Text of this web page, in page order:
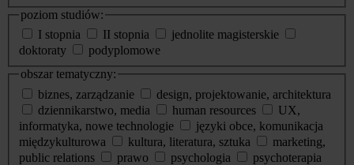
poziom studiów:
I stopnia
II stopnia
jednolite magisterskie
doktoraty
podyplomowe
obszar tematyczny:
biznes, zarządzanie
design, projektowanie, architektura
dziennikarstwo, media
human resources
UX,
informatyka, nowe technologie
języki obce, komunikacja
międzykulturowa
kultura, literatura, sztuka
marketing,
public relations
prawo psychologia
psychoterapia